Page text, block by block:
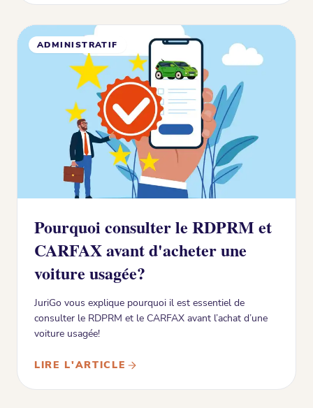
ADMINISTRATIF
Pourquoi consulter le RDPRM et
CARFAX avant d'acheter une
voiture usagée?
JuriGo vous explique pourquoi il est essentiel de
consulter le RDPRM et le CARFAX avant l’achat d’une
voiture usagée!
LIRE L'ARTICLE